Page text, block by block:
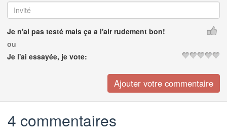
Je n'ai pas testé mais ça a l'air rudement bon!
ou
Je l'ai essayée, je vote:
4 commentaires